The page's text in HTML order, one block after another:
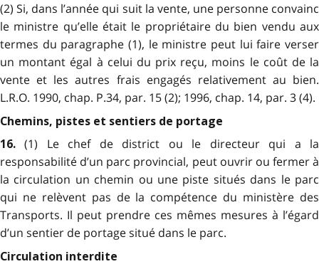
(2) Si, dans l’année qui suit la vente, une personne convainc
le ministre qu’elle était le propriétaire du bien vendu aux
termes du paragraphe (1), le ministre peut lui faire verser
un montant égal à celui du prix reçu, moins le coût de la
vente et les autres frais engagés relativement au bien.
L.R.O. 1990, chap. P.34, par. 15 (2); 1996, chap. 14, par. 3 (4).
Chemins, pistes et sentiers de portage
16.(1) Le chef de district ou le directeur qui a la
responsabilité d’un parc provincial, peut ouvrir ou fermer à
la circulation un chemin ou une piste situés dans le parc
qui ne relèvent pas de la compétence du ministère des
Transports. Il peut prendre ces mêmes mesures à l’égard
d’un sentier de portage situé dans le parc.
Circulation interdite